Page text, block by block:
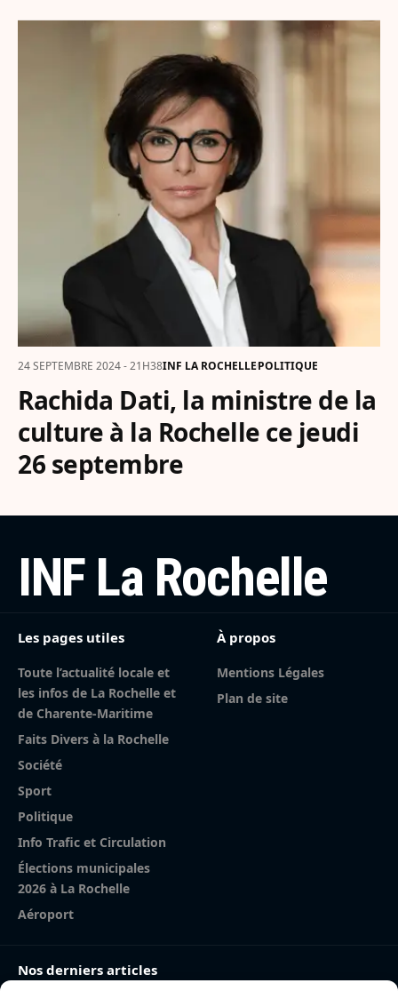
24 SEPTEMBRE 2024 - 21H38INF LA ROCHELLEPOLITIQUE
Rachida Dati, la ministre de la
culture à la Rochelle ce jeudi
26 septembre
INF La Rochelle
Les pages utiles
Toute l’actualité locale et
les infos de La Rochelle et
de Charente-Maritime
Faits Divers à la Rochelle
Société
Sport
Politique
Info Trafic et Circulation
Élections municipales
2026 à La Rochelle
Aéroport
À propos
Mentions Légales
Plan de site
Nos derniers articles